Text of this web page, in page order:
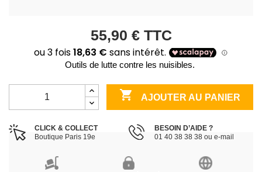
55,90 € TTC
Outils de lutte contre les nuisibles.
 AJOUTER AU PANIER
CLICK & COLLECT
Boutique Paris 19e
BESOIN D’AIDE ?
01 40 38 38 38 ou e-mail